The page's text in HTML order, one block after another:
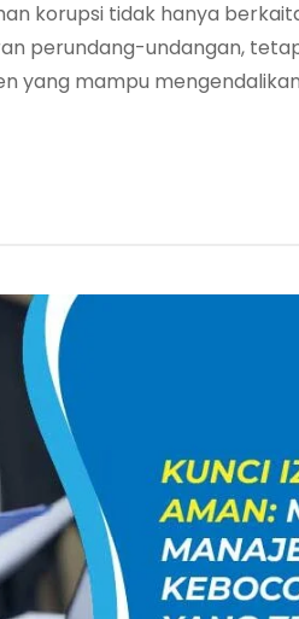
korupsi tidak hanya
perundang-undangan,
yang mampu